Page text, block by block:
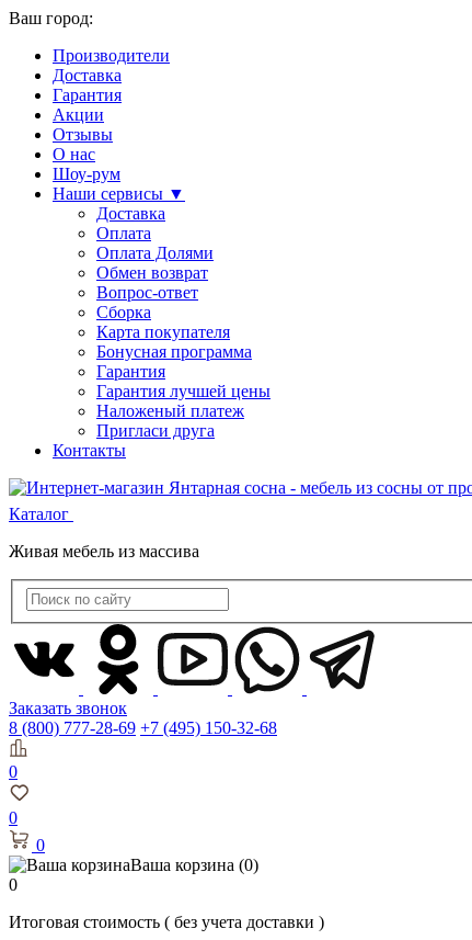
Ваш город:
Производители
Доставка
Гарантия
Акции
Отзывы
О нас
Шоу-рум
Наши сервисы ▼
Доставка
Оплата
Оплата Долями
Обмен возврат
Вопрос-ответ
Сборка
Карта покупателя
Бонусная программа
Гарантия
Гарантия лучшей цены
Наложеный платеж
Пригласи друга
Контакты
Каталог
Живая мебель из массива
Заказать звонок
8 (800) 777-28-69 +7 (495) 150-32-68
0
0
0
Ваша корзина (0)
0
Итоговая стоимость ( без учета доставки )